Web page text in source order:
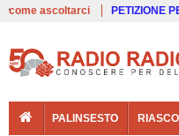
come ascoltarci PETIZIONE
PALINSESTO